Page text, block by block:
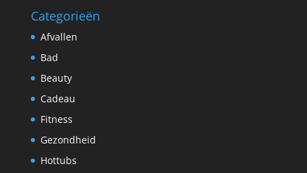
Categorieën
Afvallen
Bad
Beauty
Cadeau
Fitness
Gezondheid
Hottubs